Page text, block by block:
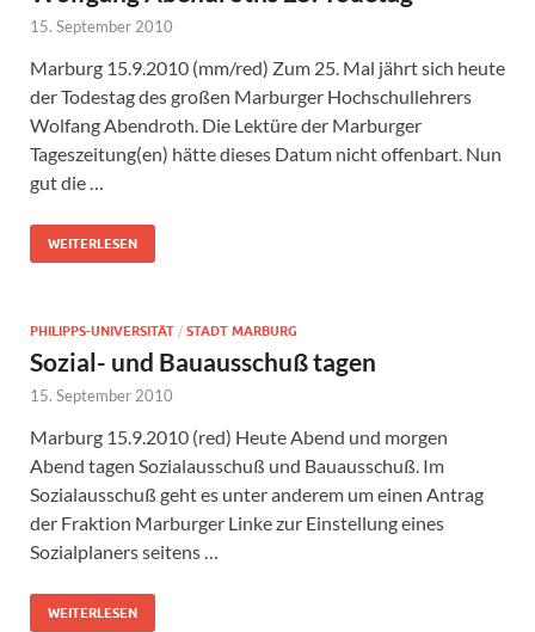
15. September 2010
Marburg 15.9.2010 (mm/red) Zum 25. Mal jährt sich heute
der Todestag des großen Marburger Hochschullehrers
Wolfang Abendroth. Die Lektüre der Marburger
Tageszeitung(en) hätte dieses Datum nicht offenbart. Nun
gut die …
WEITERLESEN
PHILIPPS-UNIVERSITÄT / STADT MARBURG
Sozial- und Bauausschuß tagen
15. September 2010
Marburg 15.9.2010 (red) Heute Abend und morgen
Abend tagen Sozialausschuß und Bauausschuß. Im
Sozialausschuß geht es unter anderem um einen Antrag
der Fraktion Marburger Linke zur Einstellung eines
Sozialplaners seitens …
WEITERLESEN